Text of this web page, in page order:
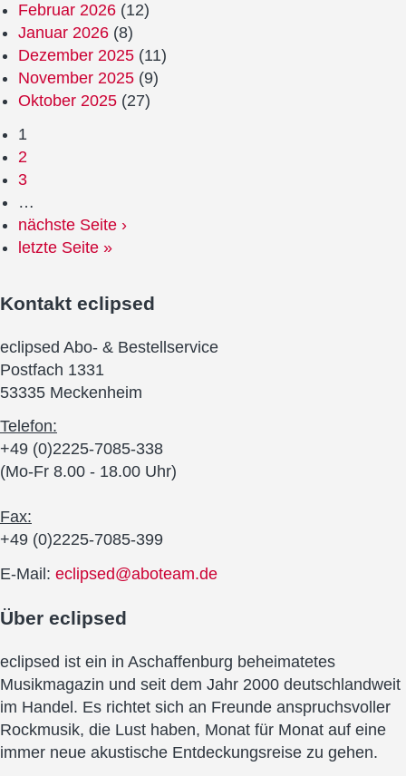
Februar 2026 (12)
Januar 2026 (8)
Dezember 2025 (11)
November 2025 (9)
Oktober 2025 (27)
1
2
3
…
nächste Seite ›
letzte Seite »
Kontakt eclipsed
eclipsed Abo- & Bestellservice
Postfach 1331
53335 Meckenheim
Telefon:
+49 (0)2225-7085-338
(Mo-Fr 8.00 - 18.00 Uhr)
Fax:
+49 (0)2225-7085-399
E-Mail: eclipsed@aboteam.de
Über eclipsed
eclipsed ist ein in Aschaffenburg beheimatetes
Musikmagazin und seit dem Jahr 2000 deutschlandweit
im Handel. Es richtet sich an Freunde anspruchsvoller
Rockmusik, die Lust haben, Monat für Monat auf eine
immer neue akustische Entdeckungsreise zu gehen.